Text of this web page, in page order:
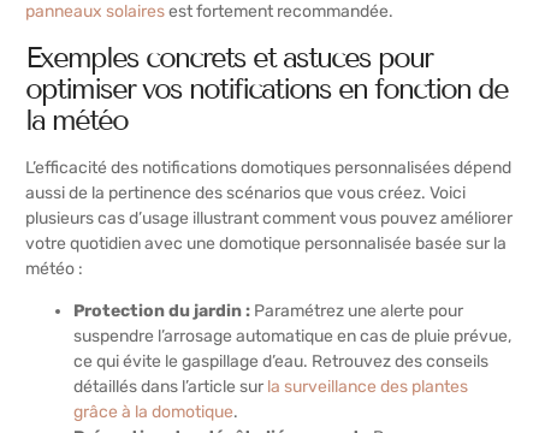
panneaux solairesest fortement recommandée.
Exemples concrets et astuces pour
optimiser vos notifications en fonction de
la météo
L’efficacité des notifications domotiques personnalisées dépend
aussi de la pertinence des scénarios que vous créez. Voici
plusieurs cas d’usage illustrant comment vous pouvez améliorer
votre quotidien avec une domotique personnalisée basée sur la
météo :
Protection du jardin : Paramétrez une alerte pour
suspendre l’arrosage automatique en cas de pluie prévue,
ce qui évite le gaspillage d’eau. Retrouvez des conseils
détaillés dans l’article sur la surveillance des plantes
grâce à la domotique.